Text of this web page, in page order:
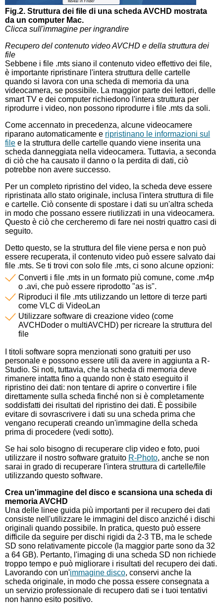
Fig.2. Struttura dei file di una scheda AVCHD mostrata
da un computer Mac.
Clicca sull'immagine per ingrandire
Recupero del contenuto video AVCHD e della struttura dei
file
Sebbene i file .mts siano il contenuto video effettivo dei file,
è importante ripristinare l'intera struttura delle cartelle
quando si lavora con una scheda di memoria da una
videocamera, se possibile. La maggior parte dei lettori, delle
smart TV e dei computer richiedono l'intera struttura per
riprodurre i video, non possono riprodurre i file .mts da soli.
Come accennato in precedenza, alcune videocamere
riparano automaticamente e ripristinano le informazioni sul
file e la struttura delle cartelle quando viene inserita una
scheda danneggiata nella videocamera. Tuttavia, a seconda
di ciò che ha causato il danno o la perdita di dati, ciò
potrebbe non avere successo.
Per un completo ripristino del video, la scheda deve essere
ripristinata allo stato originale, inclusa l'intera struttura di file
e cartelle. Ciò consente di spostare i dati su un'altra scheda
in modo che possano essere riutilizzati in una videocamera.
Questo è ciò che cercheremo di fare nei nostri quattro casi di
seguito.
Detto questo, se la struttura del file viene persa e non può
essere recuperata, il contenuto video può essere salvato dai
file .mts. Se ti trovi con solo file .mts, ci sono alcune opzioni:
Converti i file .mts in un formato più comune, come .m4p
o .avi, che può essere riprodotto "as is".
Riproduci il file .mts utilizzando un lettore di terze parti
come VLC di VideoLan
Utilizzare software di creazione video (come
AVCHDoder o multiAVCHD) per ricreare la struttura del
file
I titoli software sopra menzionati sono gratuiti per uso
personale e possono essere utili da avere in aggiunta a R-
Studio. Si noti, tuttavia, che la scheda di memoria deve
rimanere intatta fino a quando non è stato eseguito il
ripristino dei dati: non tentare di aprire o convertire i file
direttamente sulla scheda finché non si è completamente
soddisfatti dei risultati del ripristino dei dati. È possibile
evitare di sovrascrivere i dati su una scheda prima che
vengano recuperati creando un'immagine della scheda
prima di procedere (vedi sotto).
Se hai solo bisogno di recuperare clip video e foto, puoi
utilizzare il nostro software gratuito R-Photo, anche se non
sarai in grado di recuperare l'intera struttura di cartelle/file
utilizzando questo software.
Crea un'immagine del disco e scansiona una scheda di
memoria AVCHD
Una delle linee guida più importanti per il recupero dei dati
consiste nell'utilizzare le immagini del disco anziché i dischi
originali quando possibile. In pratica, questo può essere
difficile da seguire per dischi rigidi da 2-3 TB, ma le schede
SD sono relativamente piccole (la maggior parte sono da 32
a 64 GB). Pertanto, l'imaging di una scheda SD non richiede
troppo tempo e può migliorare i risultati del recupero dei dati.
Lavorando con un'immagine disco, conservi anche la
scheda originale, in modo che possa essere consegnata a
un servizio professionale di recupero dati se i tuoi tentativi
non hanno esito positivo.